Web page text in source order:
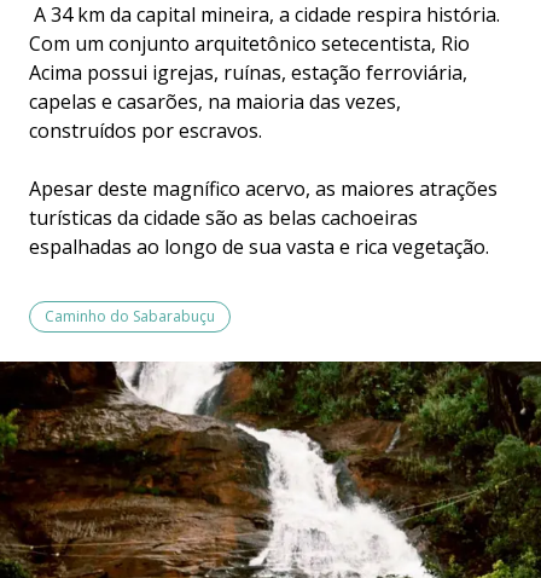
A 34 km da capital mineira, a cidade respira história.
Com um conjunto arquitetônico setecentista, Rio
Acima possui igrejas, ruínas, estação ferroviária,
capelas e casarões, na maioria das vezes,
construídos por escravos.
Apesar deste magnífico acervo, as maiores atrações
turísticas da cidade são as belas cachoeiras
espalhadas ao longo de sua vasta e rica vegetação.
Caminho do Sabarabuçu